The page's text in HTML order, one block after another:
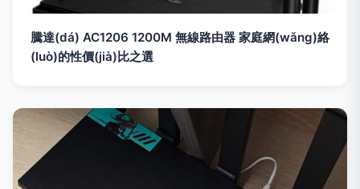
騰達(dá) AC1206 1200M 無線路由器 家庭網(wǎng)絡
(luò)的性價(jià)比之選